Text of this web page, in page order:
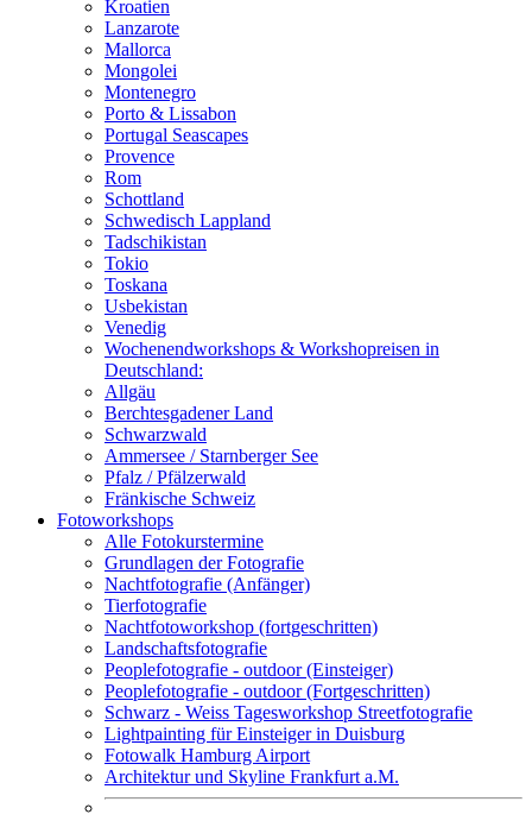
Kroatien
Lanzarote
Mallorca
Mongolei
Montenegro
Porto & Lissabon
Portugal Seascapes
Provence
Rom
Schottland
Schwedisch Lappland
Tadschikistan
Tokio
Toskana
Usbekistan
Venedig
Wochenendworkshops & Workshopreisen in
Deutschland:
Allgäu
Berchtesgadener Land
Schwarzwald
Ammersee / Starnberger See
Pfalz / Pfälzerwald
Fränkische Schweiz
Fotoworkshops
Alle Fotokurstermine
Grundlagen der Fotografie
Nachtfotografie (Anfänger)
Tierfotografie
Nachtfotoworkshop (fortgeschritten)
Landschaftsfotografie
Peoplefotografie - outdoor (Einsteiger)
Peoplefotografie - outdoor (Fortgeschritten)
Schwarz - Weiss Tagesworkshop Streetfotografie
Lightpainting für Einsteiger in Duisburg
Fotowalk Hamburg Airport
Architektur und Skyline Frankfurt a.M.